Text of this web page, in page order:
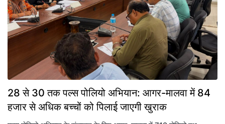
28 से 30 तक पल्स पोलियो अभियान: आगर-मालवा में 84
हजार से अधिक बच्चों को पिलाई जाएगी खुराक